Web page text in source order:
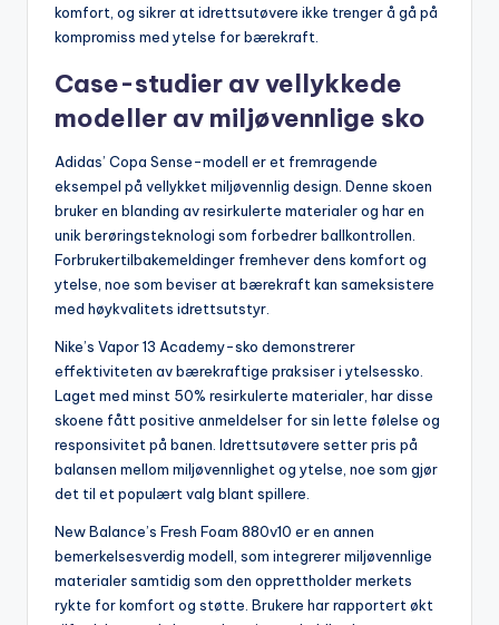
komfort, og sikrer at idrettsutøvere ikke trenger å gå på
kompromiss med ytelse for bærekraft.
Case-studier av vellykkede
modeller av miljøvennlige sko
Adidas’ Copa Sense-modell er et fremragende
eksempel på vellykket miljøvennlig design. Denne skoen
bruker en blanding av resirkulerte materialer og har en
unik berøringsteknologi som forbedrer ballkontrollen.
Forbrukertilbakemeldinger fremhever dens komfort og
ytelse, noe som beviser at bærekraft kan sameksistere
med høykvalitets idrettsutstyr.
Nike’s Vapor 13 Academy-sko demonstrerer
effektiviteten av bærekraftige praksiser i ytelsessko.
Laget med minst 50% resirkulerte materialer, har disse
skoene fått positive anmeldelser for sin lette følelse og
responsivitet på banen. Idrettsutøvere setter pris på
balansen mellom miljøvennlighet og ytelse, noe som gjør
det til et populært valg blant spillere.
New Balance’s Fresh Foam 880v10 er en annen
bemerkelsesverdig modell, som integrerer miljøvennlige
materialer samtidig som den opprettholder merkets
rykte for komfort og støtte. Brukere har rapportert økt